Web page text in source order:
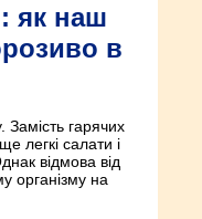
як наш
в
Замість гарячих
легкі салати і
відмова від
організму на